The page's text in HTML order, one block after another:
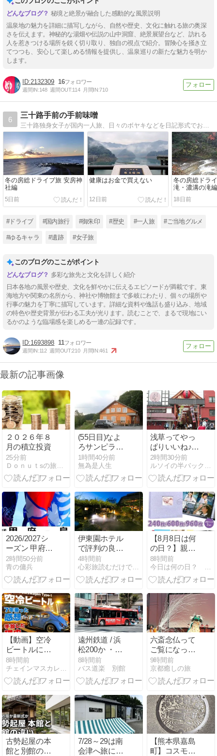
秘境と絶景が融合した感動的な風景説明
温泉地の魅力を詳細に描写しながら、自然や歴史、文化に触れる旅の奥深
さを伝えます。神秘的な湯畑や伝説の山中洞窟、絶景展望台など、訪れる
人を惹きつける場所を鋭く切り取り、独自の視点で紹介。冒険心を掻き立
てつつも、安心して楽しめる情報を提供し、温泉巡りの新たな魅力を明か
します。
2132309 16
週間IN:148 週間OUT:114 月間IN:710
6
三十路手前の手前味噌
冬の房総ドライブ旅 安房神
社編
5日前
健康はお金で買えない
12日前
冬の房総ドラ
滝・濃溝の滝編
18日前
#ドライブ #国内旅行 #御朱印 #歴史 #一人旅 #ご当地グルメ
#ゆるキャラ #遺跡 #女子旅
このブログのここがポイント
多彩な旅先と文化を詳しく紹介
日本各地の風景や歴史、文化を鮮やかに伝えるエピソードが満載です。東
海地方や関東の名所から、神社や博物館まで多岐にわたり、個々の場所や
行事の魅力を丁寧に描写しています。詳細な資料や逸話も盛り込み、地域
の特色や歴史背景が伝わる工夫が光ります。読むことで、まるで現地にい
るかのような臨場感を楽しめる一連の記録です。
1693898 11
週間IN:112 週間OUT:210 月間IN:461
最新の記事画像
２０２６年８
月の積立投資
25分前
(55日目)なよ
ろサンピラー
ユースホステ
ル
1時間40分前
無為是人生
浅草ってやっ
ぱりいいね♪
外国人にも美
味しい、楽し
い街よね♪
2時間30分前
2026/2027シ
ーズン 甲府-
鳥栖
2時間50分前
青の傭兵
伊東園ホテル
で評判の良い
ホテル7選
【関東】楽天
口コミ比較
4時間前
心彩旅読むだけで心が満たされる旅のプラン情報。
【8月8日は何
の日？】親孝
行の日｜大切
な人と過ごす
時間が、一番
8時間前
【動画】空冷
ビートルに7
年間乗った感
想と手放した
理由
8時間前
遠州鉄道 / 浜
松200か ・
783
8時間前
バス道楽 別館
六斎念仏って
ご覧になった
ことはありま
すか？
9時間前
京都癒しの旅
古勢起屋の本
館と別館の違
7/28～29は南
会津へ旅に行
【熊本県嘉島
町】コスモス